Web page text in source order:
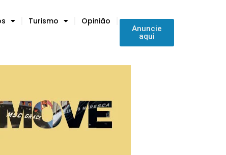
Turismo Opinião
Anuncie
aqui